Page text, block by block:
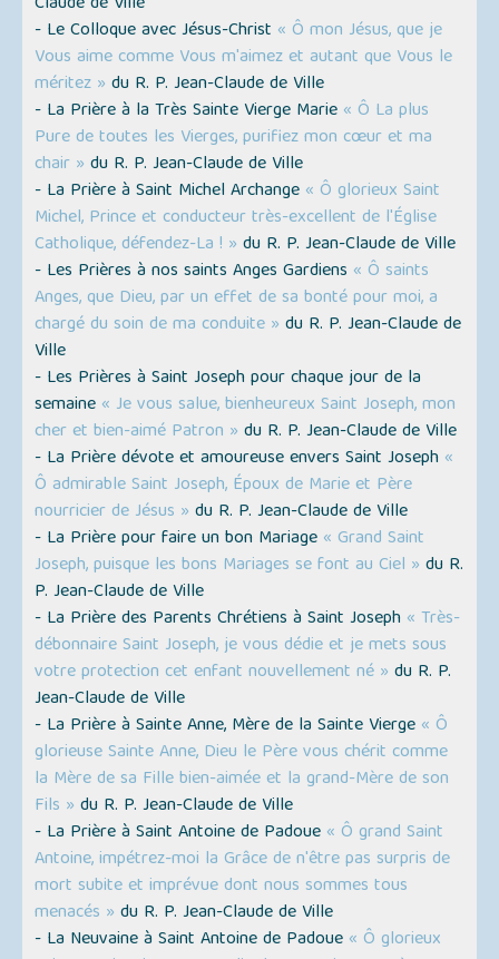
- Le Colloque avec Jésus-Christ « Ô mon Jésus, que je
Vous aime comme Vous m'aimez et autant que Vous le
méritez » du R. P. Jean-Claude de Ville
- La Prière à la Très Sainte Vierge Marie « Ô La plus
Pure de toutes les Vierges, purifiez mon cœur et ma
chair » du R. P. Jean-Claude de Ville
- La Prière à Saint Michel Archange « Ô glorieux Saint
Michel, Prince et conducteur très-excellent de l'Église
Catholique, défendez-La ! » du R. P. Jean-Claude de Ville
- Les Prières à nos saints Anges Gardiens « Ô saints
Anges, que Dieu, par un effet de sa bonté pour moi, a
chargé du soin de ma conduite » du R. P. Jean-Claude de
Ville
- Les Prières à Saint Joseph pour chaque jour de la
semaine « Je vous salue, bienheureux Saint Joseph, mon
cher et bien-aimé Patron » du R. P. Jean-Claude de Ville
- La Prière dévote et amoureuse envers Saint Joseph «
Ô admirable Saint Joseph, Époux de Marie et Père
nourricier de Jésus » du R. P. Jean-Claude de Ville
- La Prière pour faire un bon Mariage « Grand Saint
Joseph, puisque les bons Mariages se font au Ciel » du R.
P. Jean-Claude de Ville
- La Prière des Parents Chrétiens à Saint Joseph « Très-
débonnaire Saint Joseph, je vous dédie et je mets sous
votre protection cet enfant nouvellement né » du R. P.
Jean-Claude de Ville
- La Prière à Sainte Anne, Mère de la Sainte Vierge « Ô
glorieuse Sainte Anne, Dieu le Père vous chérit comme
la Mère de sa Fille bien-aimée et la grand-Mère de son
Fils » du R. P. Jean-Claude de Ville
- La Prière à Saint Antoine de Padoue « Ô grand Saint
Antoine, impétrez-moi la Grâce de n'être pas surpris de
mort subite et imprévue dont nous sommes tous
menacés » du R. P. Jean-Claude de Ville
- La Neuvaine à Saint Antoine de Padoue « Ô glorieux